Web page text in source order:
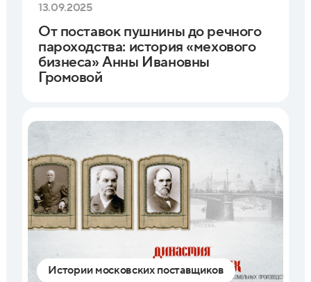
13.09.2025
От поставок пушнины до речного
пароходства: история «мехового
бизнеса» Анны Ивановны
Громовой
Истории московских поставщиков